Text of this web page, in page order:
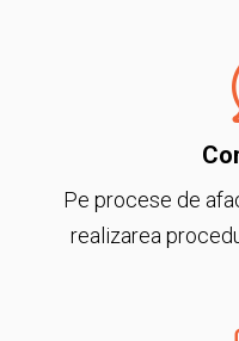
Pe procese de
realizarea